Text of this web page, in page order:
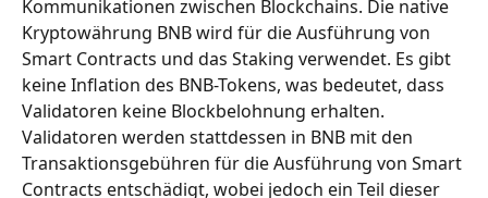
Kommunikationen zwischen Blockchains. Die native
Kryptowährung BNB wird für die Ausführung von
Smart Contracts und das Staking verwendet. Es gibt
keine Inflation des BNB-Tokens, was bedeutet, dass
Validatoren keine Blockbelohnung erhalten.
Validatoren werden stattdessen in BNB mit den
Transaktionsgebühren für die Ausführung von Smart
Contracts entschädigt, wobei jedoch ein Teil dieser